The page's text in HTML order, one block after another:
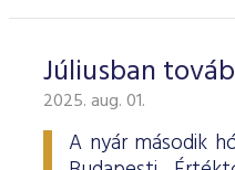
Júliusban
2025. aug. 01.
A nyár második